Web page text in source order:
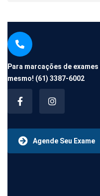
Para marcações de
mesmo! (61) 3387-6002
Agende Seu Exame